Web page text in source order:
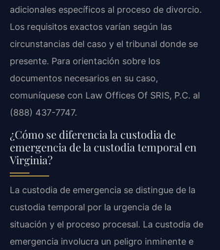
adicionales específicos al proceso de divorcio.
Los requisitos exactos varían según las
circunstancias del caso y el tribunal donde se
presente. Para orientación sobre los
documentos necesarios en su caso,
comuníquese con Law Offices Of SRIS, P.C. al
(888) 437-7747.
¿Cómo se diferencia la custodia de
emergencia de la custodia temporal en
Virginia?
La custodia de emergencia se distingue de la
custodia temporal por la urgencia de la
situación y el proceso procesal. La custodia de
emergencia involucra un peligro inminente e